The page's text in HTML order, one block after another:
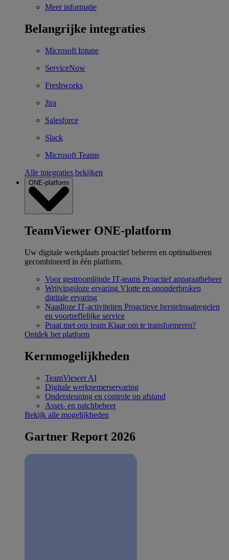
Meer informatie
Belangrijke integraties
Microsoft Intune
ServiceNow
Freshworks
Jira
Salesforce
Slack
Microsoft Teams
Alle integraties bekijken
ONE-platform
TeamViewer ONE-platform
Uw digitale werkplaats proactief beheren en optimaliseren
gecombineerd in één platform.
Voor gestroomlijnde IT-teams Proactief apparaatbeheer
Wrijvingsloze ervaring Vlotte en ononderbroken
digitale ervaring
Naadloze IT-activiteiten Proactieve herstelmaatregelen
en voortreffelijke service
Praat met ons team Klaar om te transformeren?
Ontdek het platform
Kernmogelijkheden
TeamViewer AI
Digitale werknemerservaring
Ondersteuning en controle op afstand
Asset- en patchbeheer
Bekijk alle mogelijkheden
Gartner Report 2026